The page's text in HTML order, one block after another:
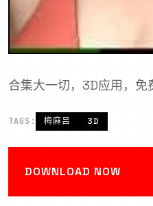
合集大一切，3D应用，免
TAGS: 梅麻吕 3D
DOWNLOAD NOW